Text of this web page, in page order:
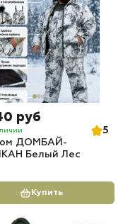
руб
5
ДОМБАЙ-
Белый Лес
Купить